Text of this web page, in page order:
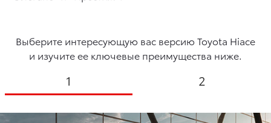
Выберите интересующую вас версию Toyota Hiace
и изучите ее ключевые преимущества ниже.
1 2